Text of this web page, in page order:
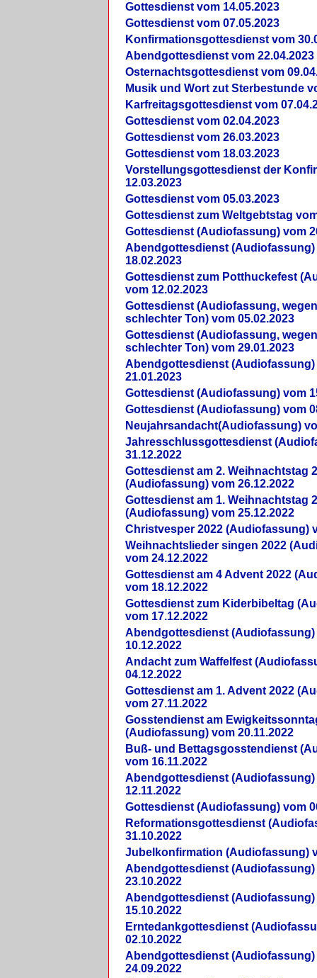
Gottesdienst vom 14.05.2023
Gottesdienst vom 07.05.2023
Konfirmationsgottesdienst vom
Abendgottesdienst vom 22.04.2023
Osternachtsgottesdienst vom
Musik und Wort zut Sterbestunde
Karfreitagsgottesdienst vom
Gottesdienst vom 02.04.2023
Gottesdienst vom 26.03.2023
Gottesdienst vom 18.03.2023
Vorstellungsgottesdienst der
12.03.2023
Gottesdienst vom 05.03.2023
Gottesdienst zum Weltgebtstag
Gottesdienst (Audiofassung) vom
Abendgottesdienst (Audiofassung)
18.02.2023
Gottesdienst zum Potthuckefest
vom 12.02.2023
Gottesdienst (Audiofassung,
schlechter Ton) vom 05.02.2023
Gottesdienst (Audiofassung,
schlechter Ton) vom 29.01.2023
Abendgottesdienst (Audiofassung)
21.01.2023
Gottesdienst (Audiofassung) vom
Gottesdienst (Audiofassung) vom
Neujahrsandacht(Audiofassung)
Jahresschlussgottesdienst
31.12.2022
Gottesdienst am 2. Weihnachtstag
(Audiofassung) vom 26.12.2022
Gottesdienst am 1. Weihnachtstag
(Audiofassung) vom 25.12.2022
Christvesper 2022 (Audiofassung)
Weihnachtslieder singen 2022
vom 24.12.2022
Gottesdienst am 4 Advent 2022
vom 18.12.2022
Gottesdienst zum Kiderbibeltag
vom 17.12.2022
Abendgottesdienst (Audiofassung)
10.12.2022
Andacht zum Waffelfest
04.12.2022
Gottesdienst am 1. Advent 2022
vom 27.11.2022
Gosstendienst am
(Audiofassung) vom 20.11.2022
Buß- und Bettagsgosstendienst
vom 16.11.2022
Abendgottesdienst (Audiofassung)
12.11.2022
Gottesdienst (Audiofassung) vom
Reformationsgottesdienst
31.10.2022
Jubelkonfirmation (Audiofassung)
Abendgottesdienst (Audiofassung)
23.10.2022
Abendgottesdienst (Audiofassung)
15.10.2022
Erntedankgottesdienst
02.10.2022
Abendgottesdienst (Audiofassung)
24.09.2022